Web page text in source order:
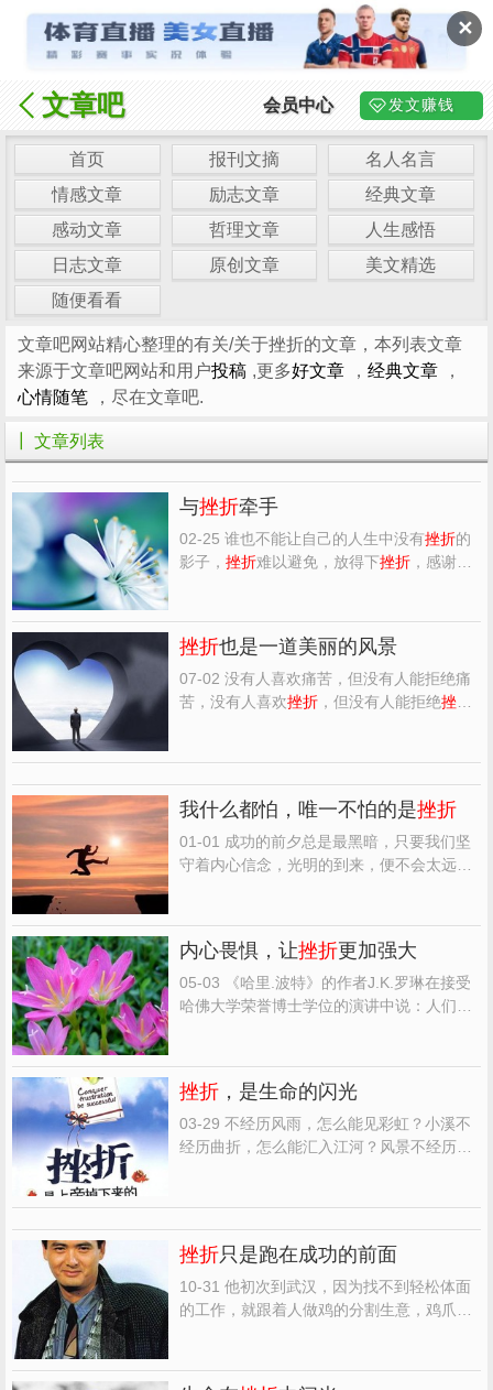
✕
文章吧 会员中心 发文赚钱
首页 报刊文摘
名人名言
情感文章
励志文章
经典文章
感动文章
哲理文章
人生感悟
日志文章
原创文章
美文精选
随便看看
文章吧网站精心整理的有关/关于挫折的文章，本列表文章
来源于文章吧网站和用户投稿 ,更多好文章 ， 经典文章
，
心情随笔
，尽在文章吧.
┃ 文章列表
与挫折牵手
02-25 谁也不能让自己的人生中没有挫折的
影子， 挫折难以避免，放得下挫折，感谢挫
争。路，从我们脚下渐渐流过，如火焰般跳
动，坚定不移地踩...
挫折也是一道美丽的风景
07-02 没有人喜欢痛苦，但没有人能拒绝痛
苦，没有人喜欢挫折，但没有人能拒绝挫
爬山，人生这座山，...
我什么都怕，唯一不怕的是挫折
01-01 成功的前夕总是最黑暗，只要我们坚
守着内心信念，光明的到来，便不会太远
所以能成功，往往都是在对逆境的征服中出
现的。
挫折是人生...
内心畏惧，让挫折更加强大
05-03 《哈里.波特》的作者J.K.罗琳在接受
哈佛大学荣誉博士学位的演讲中说：人们有
考验你，那么你就不会真正懂得自己，不会
懂得你处理各种关...
挫折，是生命的闪光
03-29 不经历风雨，怎么能见彩虹？小溪不
经历曲折，怎么能汇入江河？风景不经历季
界上没有了烦恼，...
挫折只是跑在成功的前面
10-31 他初次到武汉，因为找不到轻松体面
的工作，就跟着人做鸡的分割生意，鸡爪、